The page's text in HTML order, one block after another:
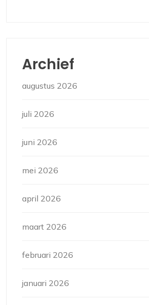
Archief
augustus 2026
juli 2026
juni 2026
mei 2026
april 2026
maart 2026
februari 2026
januari 2026